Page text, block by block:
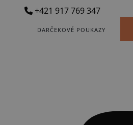
+421 917 769 347
DARČEKOVÉ POUKAZY